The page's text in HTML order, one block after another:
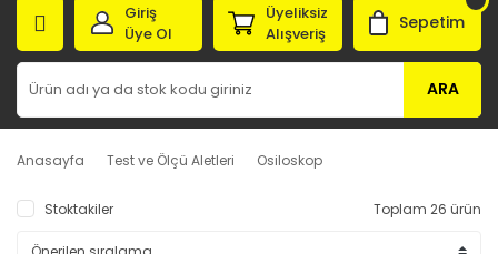
ARA
Giriş
Üye Ol
Üyeliksiz
Alışveriş
Sepetim
Anasayfa Test ve Ölçü Aletleri Osiloskop
Stoktakiler Toplam 26 ürün